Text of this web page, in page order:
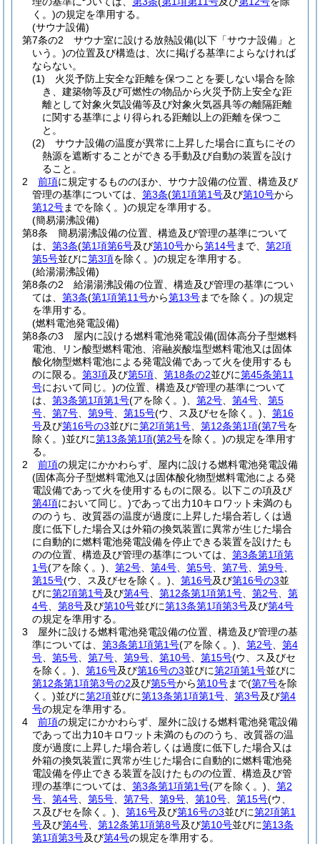
く。)の規定を準用する。
(サウナ設備)
第7条の2
サウナ室に設ける放熱設備(以下「サウナ設備」と
いう。)の位置及び構造は、次に掲げる基準によらなければ
ならない。
(1)
火災予防上安全な距離を保つことを要しない場合を除
き、建築物等及び可燃性の物品から火災予防上安全な距
離として対象火気設備等及び対象火気器具等の離隔距離
に関する基準により得られる距離以上の距離を保つこ
と。
(2)
サウナ設備の温度が異常に上昇した場合に直ちにその
熱源を遮断することができる手動及び自動の装置を設け
ること。
2
前項に規定するもののほか、サウナ設備の位置、構造及び
管理の基準については、 第3条(第1項第1号及び第10号から
第12号までを除く。)の規定を準用する。
(簡易湯沸設備)
第8条
簡易湯沸設備の位置、構造及び管理の基準について
は、 第3条(第1項第6号及び第10号から第14号まで、 第2項
第5号並びに第3項を除く。)の規定を準用する。
(給湯湯沸設備)
第8条の2
給湯湯沸設備の位置、構造及び管理の基準につい
ては、 第3条(第1項第11号から第13号までを除く。)の規定
を準用する。
(燃料電池発電設備)
第8条の3
屋内に設ける燃料電池発電設備(固体高分子型燃料
電池、リン酸型燃料電池、溶融炭酸塩型燃料電池又は固体
酸化物型燃料電池による発電設備であって火を使用するも
のに限る。 第3項及び第5項 第18条の2並びに第45条第11
号において同じ。)の位置、構造及び管理の基準について
は、 第3条第1項第1号(アを除く。) 第2号 第4号
第5
号
第7号 第9号 第15号(ウ、ス及びセを除く。)
第16
号及び第16号の3並びに第2項第1号 第12条第1項(第7号を
除く。)並びに第13条第1項(第2号を除く。)の規定を準用す
る。
2
前項の規定にかかわらず、屋内に設ける燃料電池発電設備
(固体高分子型燃料電池又は固体酸化物型燃料電池による発
電設備であって火を使用するものに限る。以下この項及び
第4項において同じ。)であって出力10キロワット未満のも
ののうち、改質器の温度が過度に上昇した場合若しくは過
度に低下した場合又は外箱の換気装置に異常が生じた場合
に自動的に燃料電池発電設備を停止できる装置を設けたも
のの位置、構造及び管理の基準については、 第3条第1項第
1号(アを除く。) 第2号 第4号 第5号 第7号 第9号
第15号(ウ、ス及びセを除く。) 第16号及び第16号の3並
びに第2項第1号及び第4号 第12条第1項第1号 第2号
第
4号
第8号及び第10号並びに第13条第1項第3号及び第4号
の規定を準用する。
3
屋外に設ける燃料電池発電設備の位置、構造及び管理の基
準については、 第3条第1項第1号(アを除く。) 第2号
第4
号
第5号 第7号 第9号 第10号 第15号(ウ、ス及びセ
を除く。)
第16号及び第16号の3並びに第2項第1号並びに
第12条第1項第3号の2及び第5号から第10号まで(第7号を除
く。)並びに第2項並びに第13条第1項第1号 第3号及び第4
号の規定を準用する。
4
前項の規定にかかわらず、屋外に設ける燃料電池発電設備
であって出力10キロワット未満のもののうち、改質器の温
度が過度に上昇した場合若しくは過度に低下した場合又は
外箱の換気装置に異常が生じた場合に自動的に燃料電池発
電設備を停止できる装置を設けたものの位置、構造及び管
理の基準については、 第3条第1項第1号(アを除く。)
第2
号
第4号 第5号 第7号 第9号 第10号 第15号(ウ、
ス及びセを除く。)
第16号及び第16号の3並びに第2項第1
号及び第4号 第12条第1項第8号及び第10号並びに第13条
第1項第3号及び第4号の規定を準用する。